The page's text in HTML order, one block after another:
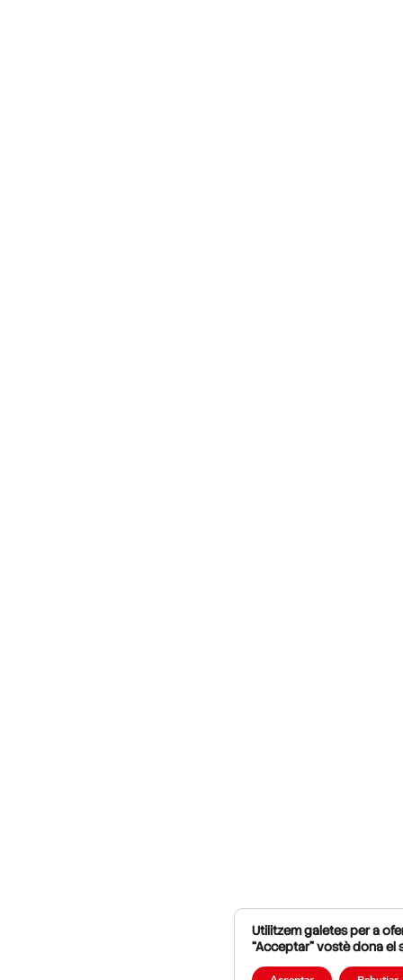
Utilitzem galetes per a
“Acceptar” vostè dona el